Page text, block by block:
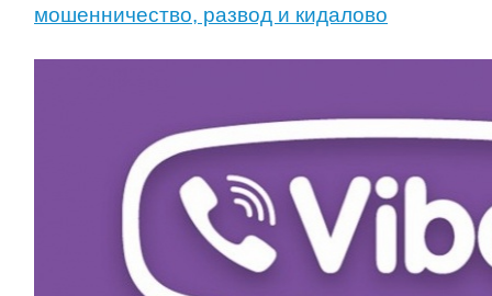
мошенничество, развод и кидалово